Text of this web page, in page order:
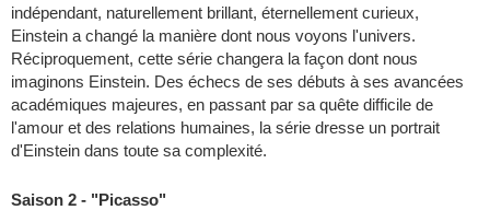
indépendant, naturellement brillant, éternellement curieux,
Einstein a changé la manière dont nous voyons l'univers.
Réciproquement, cette série changera la façon dont nous
imaginons Einstein. Des échecs de ses débuts à ses avancées
académiques majeures, en passant par sa quête difficile de
l'amour et des relations humaines, la série dresse un portrait
d'Einstein dans toute sa complexité.
Saison 2 - "Picasso"